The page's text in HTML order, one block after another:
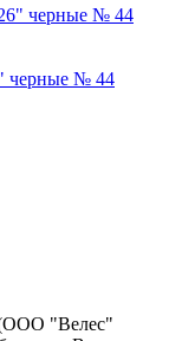
черные № 44
(ООО "Велес"